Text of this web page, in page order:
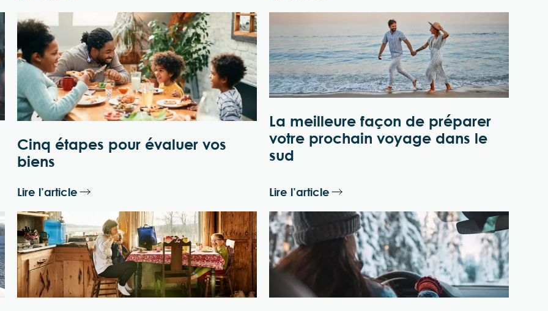
Cinq étapes pour évaluer vos
biens
Lire l’article
La meilleure façon de préparer
votre prochain voyage dans le
sud
Lire l’article